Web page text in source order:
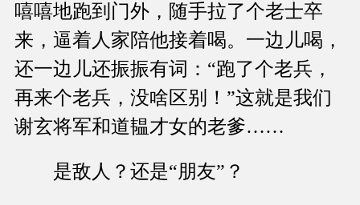
嘻嘻地跑到门外，随手拉了个老士卒
来，逼着人家陪他接着喝。一边儿喝，
还一边儿还振振有词：“跑了个老兵，
再来个老兵，没啥区别！”这就是我们
谢玄将军和道韫才女的老爹……
是敌人？还是“朋友”？